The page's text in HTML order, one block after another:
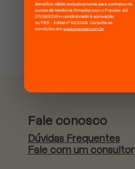
Fale conosco
Dúvidas Frequentes
Fale com um consultor